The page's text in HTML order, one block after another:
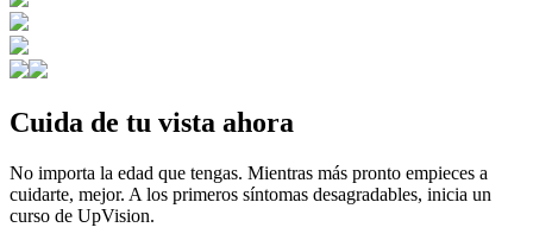
Cuida de tu vista ahora
No importa la edad que tengas. Mientras más pronto empieces a
cuidarte, mejor. A los primeros síntomas desagradables, inicia un
curso de UpVision.